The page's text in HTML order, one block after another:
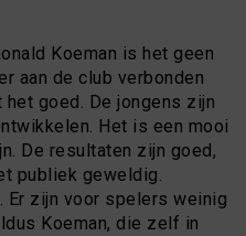
Koeman is het geen
aan de club verbonden
het goed. De jongens zijn
Het is een mooi
De resultaten zijn goed,
publiek geweldig.
Er zijn voor spelers weinig
Koeman, die zelf in